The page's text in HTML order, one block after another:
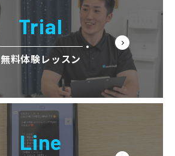
Trial
無料体験レッスン
Line